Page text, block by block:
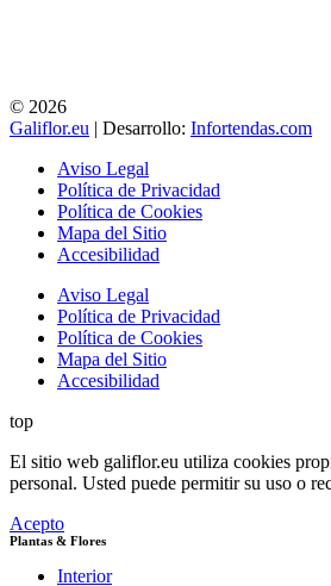
© 2026
Galiflor.eu | Desarrollo: Infortendas.com
Aviso Legal
Política de Privacidad
Política de Cookies
Mapa del Sitio
Accesibilidad
Aviso Legal
Política de Privacidad
Política de Cookies
Mapa del Sitio
Accesibilidad
top
El sitio web galiflor.eu utiliza cookies
personal. Usted puede permitir su uso o
Acepto
Plantas & Flores
Interior